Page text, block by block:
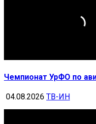
Чемпионат УрФО по
04.08.2026 ТВ-ИН